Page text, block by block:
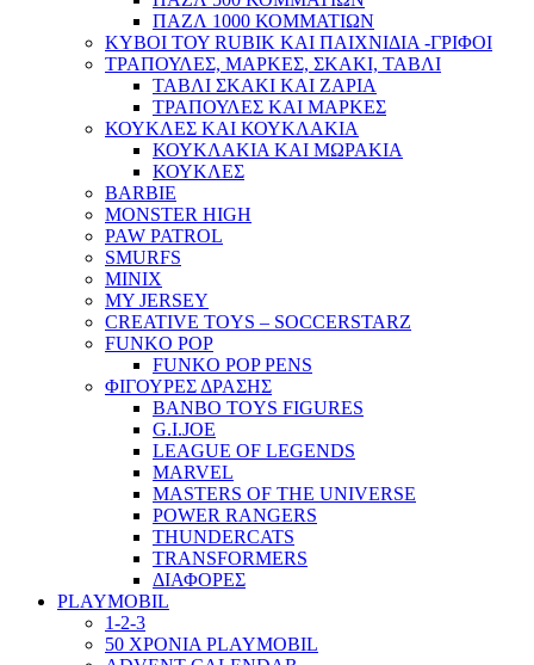
ΠΑΖΛ 1000 ΚΟΜΜΑΤΙΩΝ
ΚΥΒΟΙ ΤΟΥ RUBIK ΚΑΙ ΠΑΙΧΝΙΔΙΑ -ΓΡΙΦΟΙ
ΤΡΑΠΟΥΛΕΣ, ΜΑΡΚΕΣ, ΣΚΑΚΙ, ΤΑΒΛΙ
ΤΑΒΛΙ ΣΚΑΚΙ ΚΑΙ ΖΑΡΙΑ
ΤΡΑΠΟΥΛΕΣ ΚΑΙ ΜΑΡΚΕΣ
ΚΟΥΚΛΕΣ ΚΑΙ ΚΟΥΚΛΑΚΙΑ
ΚΟΥΚΛΑΚΙΑ ΚΑΙ ΜΩΡΑΚΙΑ
ΚΟΥΚΛΕΣ
BARBIE
MONSTER HIGH
PAW PATROL
SMURFS
MINIX
MY JERSEY
CREATIVE TOYS – SOCCERSTARZ
FUNKO POP
FUNKO POP PENS
ΦΙΓΟΥΡΕΣ ΔΡΑΣΗΣ
BANBO TOYS FIGURES
G.I.JOE
LEAGUE OF LEGENDS
MARVEL
MASTERS OF THE UNIVERSE
POWER RANGERS
THUNDERCATS
TRANSFORMERS
ΔΙΑΦΟΡΕΣ
PLAYMOBIL
1-2-3
50 ΧΡΟΝΙΑ PLAYMOBIL